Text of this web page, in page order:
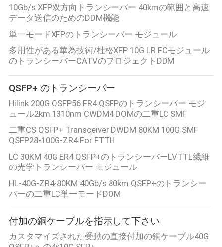
だ
さ
い
地
図
プ
ラ
イ
バ
シ
ー
10Gb/s XFP双方向トランシーバー 40kmの範囲と高速
データ送信のためのDDM機能
単一モードXFPのトランシーバー モジュール
多用性がある華為技術/杜松XFP 10G LR FCモジュール
のトランシーバーCATVのプロジェクトDDM
QSFP+ のトランシーバー
Hilink 200G QSFP56 FR4 QSFPのトランシーバー モジ
ュール2km 1310nm CWDM4 DOMの二重LC SMF
二重CS QSFP+ Transceiver DWDM 80KM 100G SMF
QSFP28-100G-ZR4 For FTTH
LC 30KM 40G ER4 QSFP+のトランシーバーLVTTL繊維
の光学トランシーバー モジュール
HL-40G-ZR4-80KM 40Gb/s 80km QSFP+のトランシー
バーの二重LC単一モードDOM
付加の銅ケーブルを指示して下さい
カスタマイズされた受動の直接付加の銅ケーブル40G